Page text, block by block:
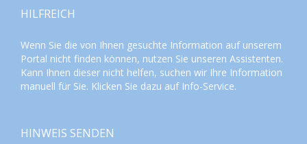
HILFREICH
Wenn Sie die von Ihnen gesuchte Information auf unserem
Portal nicht finden können, nutzen Sie unseren Assistenten.
Kann Ihnen dieser nicht helfen, suchen wir Ihre Information
manuell für Sie. Klicken Sie dazu auf Info-Service.
HINWEIS SENDEN